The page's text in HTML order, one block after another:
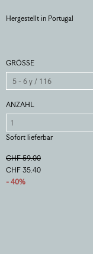
Hergestellt in Portugal
GRÖSSE
ANZAHL
Sofort lieferbar
CHF 59.00
CHF 35.40
- 40%